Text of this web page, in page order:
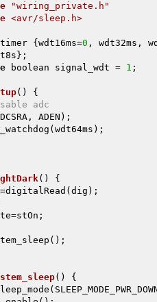
"wiring_private.h"
<avr/sleep.h>
{wdt16ms=0 , wdt32ms,
boolean signal_wdt = 1 ;
()
{
adc
()
{
()
{